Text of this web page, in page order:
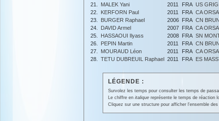
21.
MALEK Yani 2011 FRA US
22.
KERFORN Paul 2011 FRA CA
23.
BURGER Raphael 2006 FRA CN
24.
DAVID Armel 2007 FRA CA
25.
HASSAOUI Ilyass 2008 FRA SN
26.
PEPIN Martin 2011 FRA CN
27.
MOURAUD Léon 2011 FRA CA
28.
TETU DUBREUIL Raphael 2011 FRA ES
LÉGENDE :
Survolez les temps pour consulter les temps de
Le chiffre en italiquereprésente le temps de réaction
Cliquez sur une structure pour afficher l'ensemble